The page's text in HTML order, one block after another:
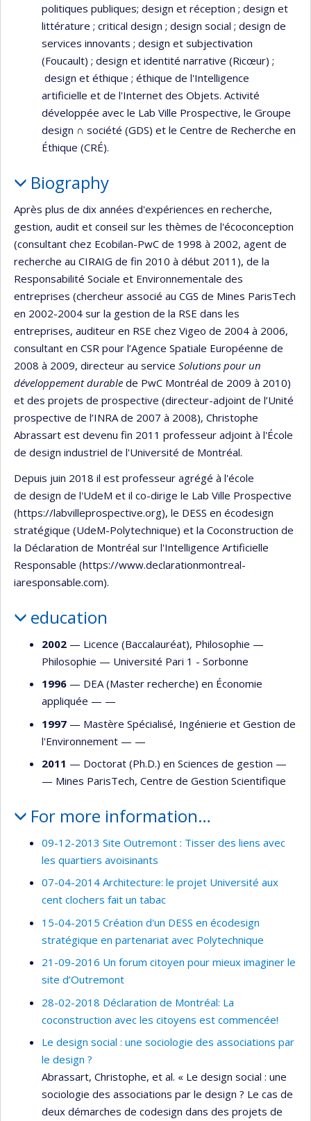
politiques publiques; design et réception ; design et
littérature ; critical design ; design social ; design de
services innovants ; design et subjectivation
(Foucault) ; design et identité narrative (Ricœur) ;
design et éthique ; éthique de l'Intelligence
artificielle et de l'Internet des Objets. Activité
développée avec le Lab Ville Prospective, le Groupe
design ∩ société (GDS) et le Centre de Recherche en
Éthique (CRÉ).
Biography
Après plus de dix années d'expériences en recherche,
gestion, audit et conseil sur les thèmes de l'écoconception
(consultant chez Ecobilan-PwC de 1998 à 2002, agent de
recherche au CIRAIG de fin 2010 à début 2011), de la
Responsabilité Sociale et Environnementale des
entreprises (chercheur associé au CGS de Mines ParisTech
en 2002-2004 sur la gestion de la RSE dans les
entreprises, auditeur en RSE chez Vigeo de 2004 à 2006,
consultant en CSR pour l’Agence Spatiale Européenne de
2008 à 2009, directeur au service Solutions pour un
développement durable de PwC Montréal de 2009 à 2010)
et des projets de prospective (directeur-adjoint de l’Unité
prospective de l’INRA de 2007 à 2008), Christophe
Abrassart est devenu fin 2011 professeur adjoint à l'École
de design industriel de l'Université de Montréal.
Depuis juin 2018 il est professeur agrégé à l'école
de design de l'UdeM et il co-dirige le Lab Ville Prospective
(https://labvilleprospective.org), le DESS en écodesign
stratégique (UdeM-Polytechnique) et la Coconstruction de
la Déclaration de Montréal sur l'Intelligence Artificielle
Responsable (https://www.declarationmontreal-
iaresponsable.com).
education
2002 — Licence (Baccalauréat), Philosophie —
Philosophie — Université Pari 1 - Sorbonne
1996 — DEA (Master recherche) en Économie
appliquée — —
1997 — Mastère Spécialisé, Ingénierie et Gestion de
l'Environnement — —
2011 — Doctorat (Ph.D.) en Sciences de gestion —
— Mines ParisTech, Centre de Gestion Scientifique
For more information…
09-12-2013 Site Outremont : Tisser des liens avec
les quartiers avoisinants
07-04-2014 Architecture: le projet Université aux
cent clochers fait un tabac
15-04-2015 Création d'un DESS en écodesign
stratégique en partenariat avec Polytechnique
21-09-2016 Un forum citoyen pour mieux imaginer le
site d’Outremont
28-02-2018 Déclaration de Montréal: La
coconstruction avec les citoyens est commencée!
Le design social : une sociologie des associations par
le design ?
Abrassart, Christophe, et al. « Le design social : une
sociologie des associations par le design ? Le cas de
deux démarches de codesign dans des projets de